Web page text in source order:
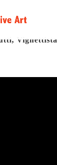
Vignettista